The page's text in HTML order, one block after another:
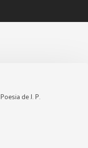
Poesia de J. P.